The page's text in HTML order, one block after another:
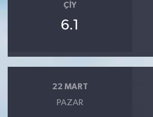
ÇIY
6.1
22 MART
PAZAR